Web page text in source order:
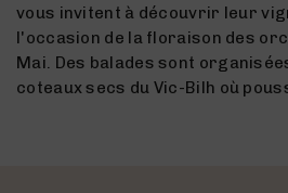
vous invitent à découvrir leur
l'occasion de la floraison des
Mai. Des balades sont
coteaux secs du Vic-Bilh où